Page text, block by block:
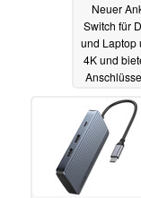
Neuer
Switch für
und Laptop
4K und
Anschlüsse